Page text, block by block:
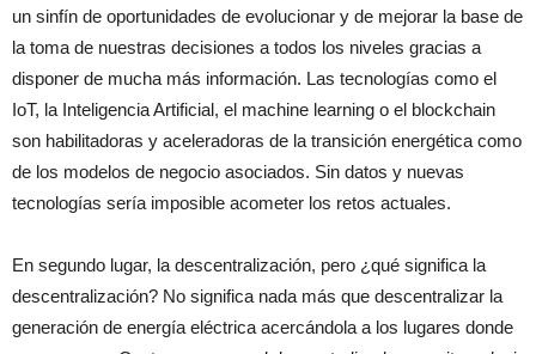
un sinfín de oportunidades de evolucionar y de mejorar la base de
la toma de nuestras decisiones a todos los niveles gracias a
disponer de mucha más información. Las tecnologías como el
IoT, la Inteligencia Artificial, el machine learning o el blockchain
son habilitadoras y aceleradoras de la transición energética como
de los modelos de negocio asociados. Sin datos y nuevas
tecnologías sería imposible acometer los retos actuales.
En segundo lugar, la descentralización, pero ¿qué significa la
descentralización? No significa nada más que descentralizar la
generación de energía eléctrica acercándola a los lugares donde